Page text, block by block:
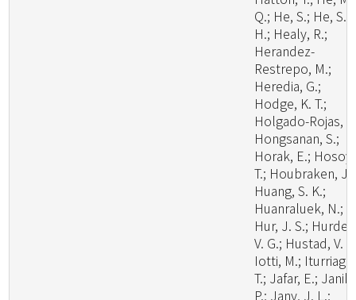
Q.; He, S.; He, S.
H.; Healy, R.;
Herandez-
Restrepo, M.;
Heredia, G.;
Hodge, K. T.;
Holgado-Rojas,
Hongsanan, S.;
Horak, E.;
T.; Houbraken, J.;
Huang, S. K.;
Huanraluek, N.;
Hur, J. S.;
V. G.; Hustad, V.
Iotti, M.; Iturriaga,
T.; Jafar, E.; Janik,
P.; Jany, J. L.;